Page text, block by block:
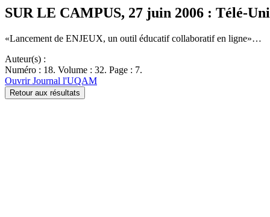
SUR LE CAMPUS, 27 juin 2006 : Télé-
«Lancement de ENJEUX, un outil éducatif collaboratif en ligne»…
Auteur(s) :
Numéro : 18. Volume : 32. Page : 7.
Ouvrir Journal l'UQAM
Retour aux résultats